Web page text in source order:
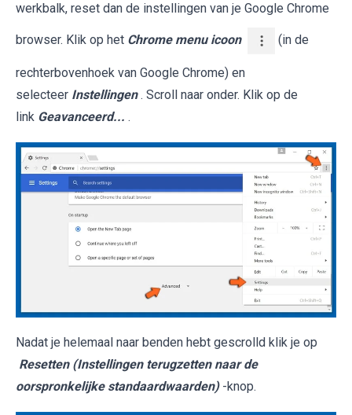
werkbalk, reset dan de instellingen van je Google Chrome
browser. Klik op het Chrome menu icoon (in de
rechterbovenhoek van Google Chrome) en
selecteer Instellingen . Scroll naar onder. Klik op de
link Geavanceerd... .
Nadat je helemaal naar benden hebt gescrolld klik je op
Resetten (Instellingen terugzetten naar de
oorspronkelijke standaardwaarden) -knop.